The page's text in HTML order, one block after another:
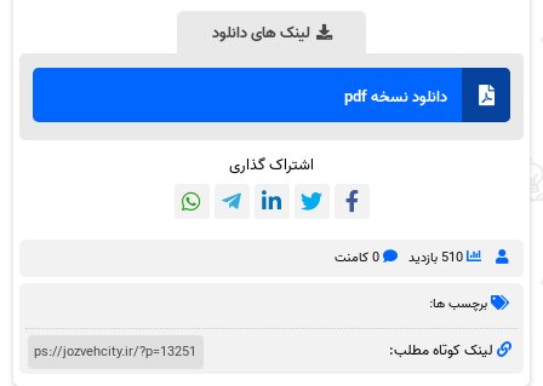
لینک های دانلود
دانلود نسخه pdf
اشتراک گذاری
510 بازدید 0 کامنت
برچسب ها:
لینک کوتاه مطلب: